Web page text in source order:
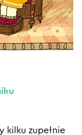
kilku zupełnie